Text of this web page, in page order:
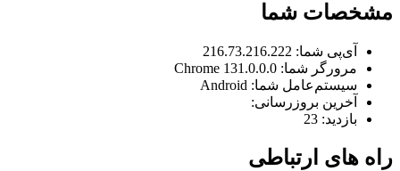
مشخصات شما
آی‌پی شما: 216.73.216.222
مرورگر شما: 131.0.0.0 Chrome
سیستم‌عامل شما: Android
آخرین بروزرسانی:
بازدید: 23
راه های ارتباطی